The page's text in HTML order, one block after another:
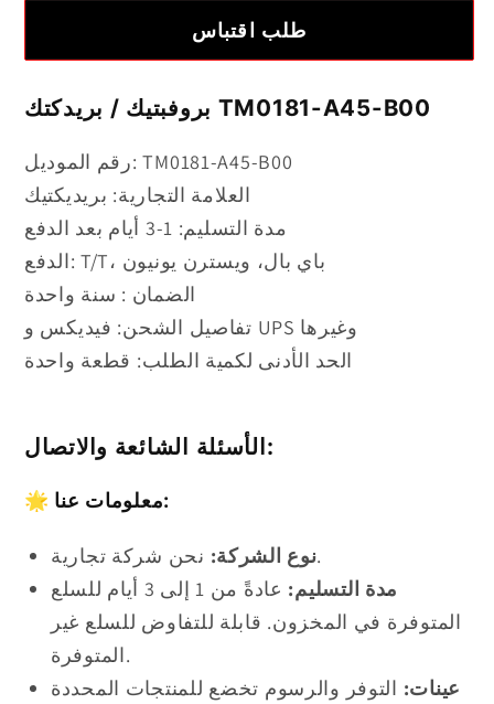
PROVIBTECH
PREDICTECH
TM0181-
A45-
B00
ل
كابل
PROVIBTECH
PREDICTECH
B00
طلب اقتباس
بروفبتيك / بريدكتك TM0181-A45-B00
رقم الموديل: TM0181-A45-B00
العلامة التجارية: بريديكتيك
مدة التسليم: 1-3 أيام بعد الدفع
الدفع: T/T، باي بال، ويسترن يونيون
الضمان : سنة واحدة
تفاصيل الشحن: فيديكس و UPS وغيرها
الحد الأدنى لكمية الطلب: قطعة واحدة
الأسئلة الشائعة والاتصال:
🌟 معلومات عنا:
نوع الشركة:نحن شركة تجارية.
مدة التسليم:
عادةً من 1 إلى 3 أيام للسلع
المتوفرة في المخزون. قابلة للتفاوض للسلع غير
المتوفرة.
عينات: التوفر والرسوم تخضع للمنتجات المحددة